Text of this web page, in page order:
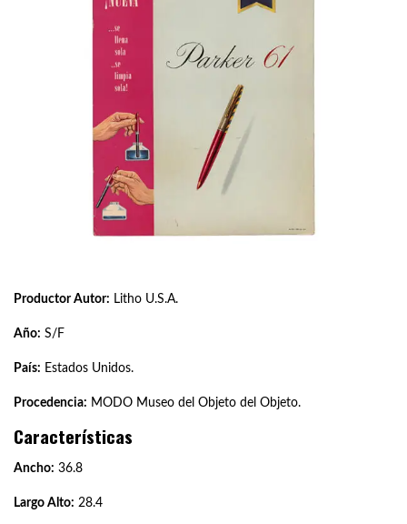
Productor Autor: Litho U.S.A.
Año: S/F
País: Estados Unidos.
Procedencia: MODO Museo del Objeto del Objeto.
Características
Ancho: 36.8
Largo Alto: 28.4